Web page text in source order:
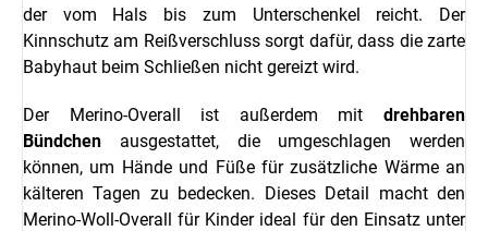
der vom Hals bis zum Unterschenkel reicht. Der
Kinnschutz am Reißverschluss sorgt dafür, dass die zarte
Babyhaut beim Schließen nicht gereizt wird.
Der Merino-Overall ist außerdem mit drehbaren
Bündchen ausgestattet, die umgeschlagen werden
können, um Hände und Füße für zusätzliche Wärme an
kälteren Tagen zu bedecken. Dieses Detail macht den
Merino-Woll-Overall für Kinder ideal für den Einsatz unter